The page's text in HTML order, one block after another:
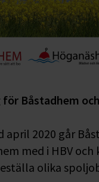
för Båstadhem
april 2020 går
med i HBV
olika